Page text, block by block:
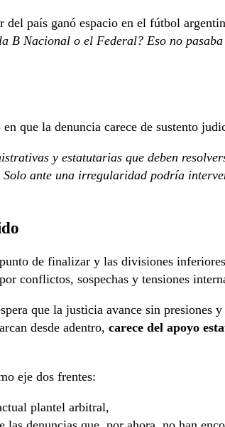
del país ganó espacio en el fútbol
B Nacional o el Federal? Eso no
que la denuncia carece de sustento
y estatutarias que deben
ante una irregularidad podría
de finalizar y las divisiones
conflictos, sospechas y tensiones
que la justicia avance sin presiones
desde adentro, carece del apoyo
eje dos frentes:
plantel arbitral,